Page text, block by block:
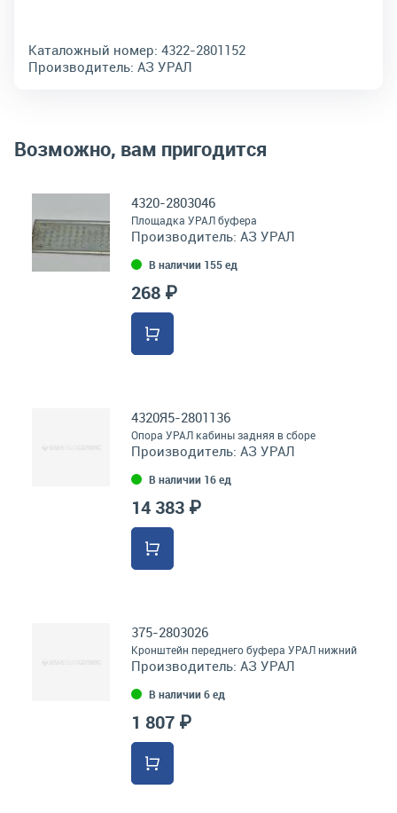
Каталожный номер: 4322-2801152
Производитель: АЗ УРАЛ
Возможно, вам пригодится
4320-2803046
Площадка УРАЛ буфера
Производитель: АЗ УРАЛ
В наличии 155 ед
268 ₽
4320Я5-2801136
Опора УРАЛ кабины задняя в сборе
Производитель: АЗ УРАЛ
В наличии 16 ед
14 383 ₽
375-2803026
Кронштейн переднего буфера УРАЛ нижний
Производитель: АЗ УРАЛ
В наличии 6 ед
1 807 ₽